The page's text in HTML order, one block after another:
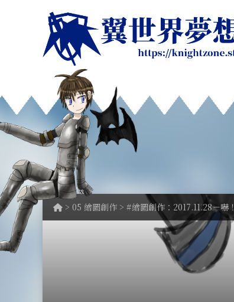
> 05 繪圖創作 > #繪圖創作：2017.11.28－嚇！